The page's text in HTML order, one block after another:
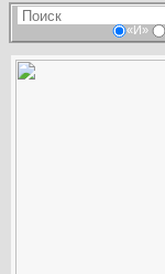
«И»